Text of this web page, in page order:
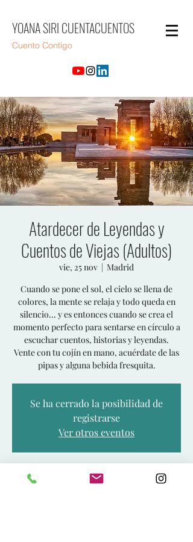
YOANA SIRI CUENTACUENTOS
Cuento Contigo
Atardecer de Leyendas y
Cuentos de Viejas (Adultos)
vie, 25 nov
  |
Madrid
Cuando se pone el sol, el cielo se llena de
colores, la mente se relaja y todo queda en
silencio... y es entonces cuando se crea el
momento perfecto para sentarse en círculo a
escuchar cuentos, historias y leyendas.
Vente con tu cojín en mano, acuérdate de las
pipas y alguna bebida fresquita.
Se ha cerrado la posibilidad de
registrarse
Ver otros eventos
Horario y ubicación